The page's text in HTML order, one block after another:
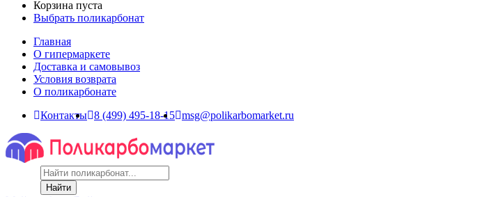
Корзина пуста
Выбрать поликарбонат
Главная
О гипермаркете
Доставка и самовывоз
Условия возврата
О поликарбонате
Контакты 8 (499) 495-18-15 msg@polikarbomarket.ru
Найти